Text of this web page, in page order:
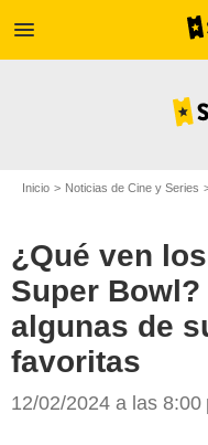
menu
Inicio Noticias de Cine y Series
¿Qué ven
Super
algunas de
favoritas
12/02/2024 a las 8:00